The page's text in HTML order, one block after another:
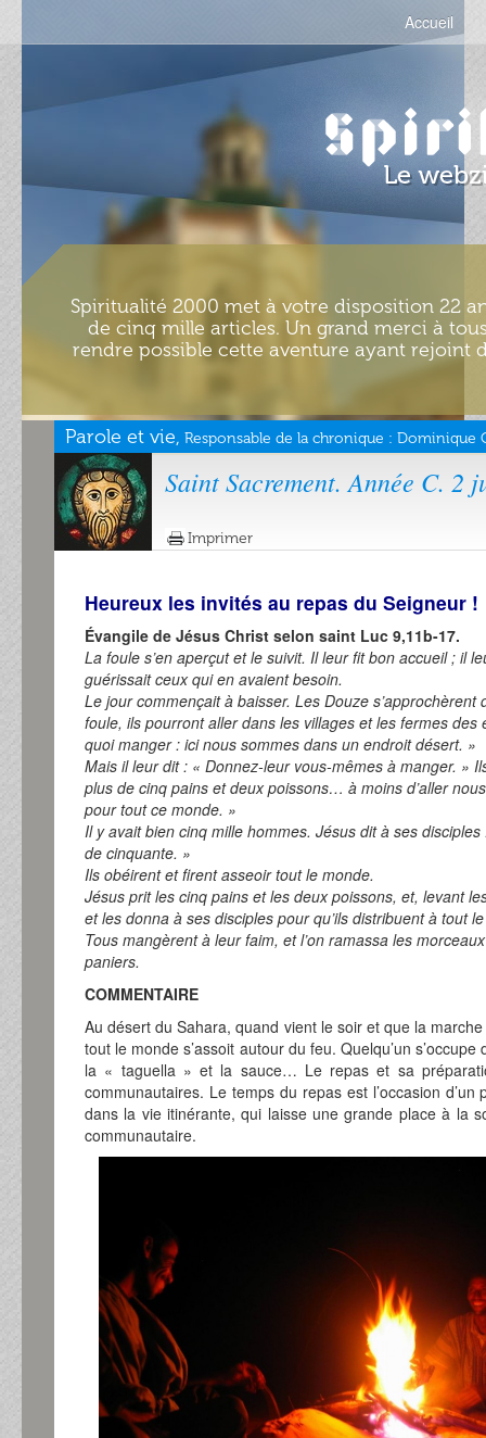
Accueil
Spiritualité 2000 met à votre disposition 22
de cinq mille articles. Un grand merci à
rendre possible cette aventure ayant rejoint
Parole et vie, Responsable de la chronique : Dominique
Saint Sacrement. Année C. 2
Imprimer
Heureux les invités au repas du Seigneur !
Évangile de Jésus Christ selon saint Luc 9,11b-17.
La foule s’en aperçut et le suivit. Il leur fit bon accueil ; il
guérissait ceux qui en avaient besoin.
Le jour commençait à baisser. Les Douze
foule, ils pourront aller dans les villages et les fermes
quoi manger : ici nous sommes dans un endroit désert. »
Mais il leur dit : « Donnez-leur vous-mêmes à manger. »
plus de cinq pains et deux poissons… à moins d’aller
pour tout ce monde. »
Il y avait bien cinq mille hommes. Jésus dit à ses
de cinquante. »
Ils obéirent et firent asseoir tout le monde.
Jésus prit les cinq pains et les deux poissons, et, levant
et les donna à ses disciples pour qu’ils distribuent à tout
Tous mangèrent à leur faim, et l’on ramassa les
paniers.
COMMENTAIRE
Au désert du Sahara, quand vient le soir et que la
tout le monde s’assoit autour du feu. Quelqu’un
la « taguella » et la sauce… Le repas et sa
communautaires. Le temps du repas est l’occasion
dans la vie itinérante, qui laisse une grande place à la
communautaire.